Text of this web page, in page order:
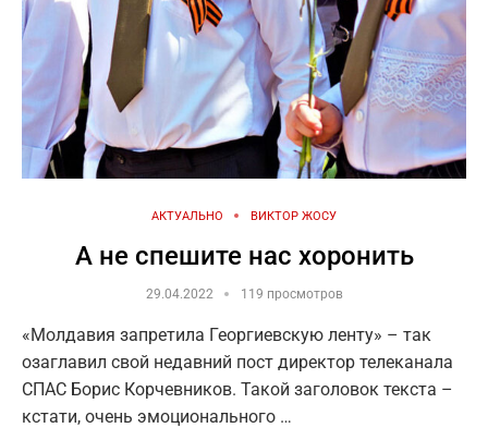
АКТУАЛЬНО ВИКТОР ЖОСУ
А не спешите нас хоронить
29.04.2022 119 просмотров
«Молдавия запретила Георгиевскую ленту» – так
озаглавил свой недавний пост директор телеканала
СПАС Борис Корчевников. Такой заголовок текста –
кстати, очень эмоционального …